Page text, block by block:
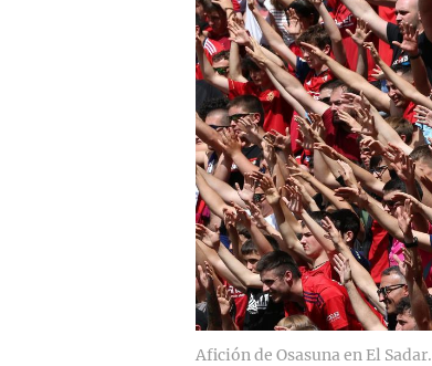
Afición de Osasuna en El Sadar.